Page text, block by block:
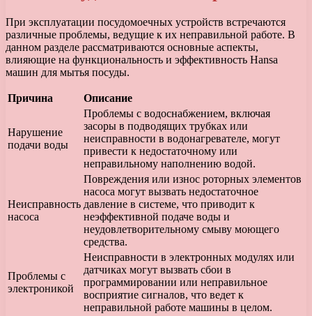
При эксплуатации посудомоечных устройств встречаются
различные проблемы, ведущие к их неправильной работе. В
данном разделе рассматриваются основные аспекты,
влияющие на функциональность и эффективность Hansa
машин для мытья посуды.
Причина Описание
Нарушение
подачи воды
Проблемы с водоснабжением, включая
засоры в подводящих трубках или
неисправности в водонагревателе, могут
привести к недостаточному или
неправильному наполнению водой.
Неисправность
насоса
Повреждения или износ роторных элементов
насоса могут вызвать недостаточное
давление в системе, что приводит к
неэффективной подаче воды и
неудовлетворительному смыву моющего
средства.
Проблемы с
электроникой
Неисправности в электронных модулях или
датчиках могут вызвать сбои в
программировании или неправильное
восприятие сигналов, что ведет к
неправильной работе машины в целом.